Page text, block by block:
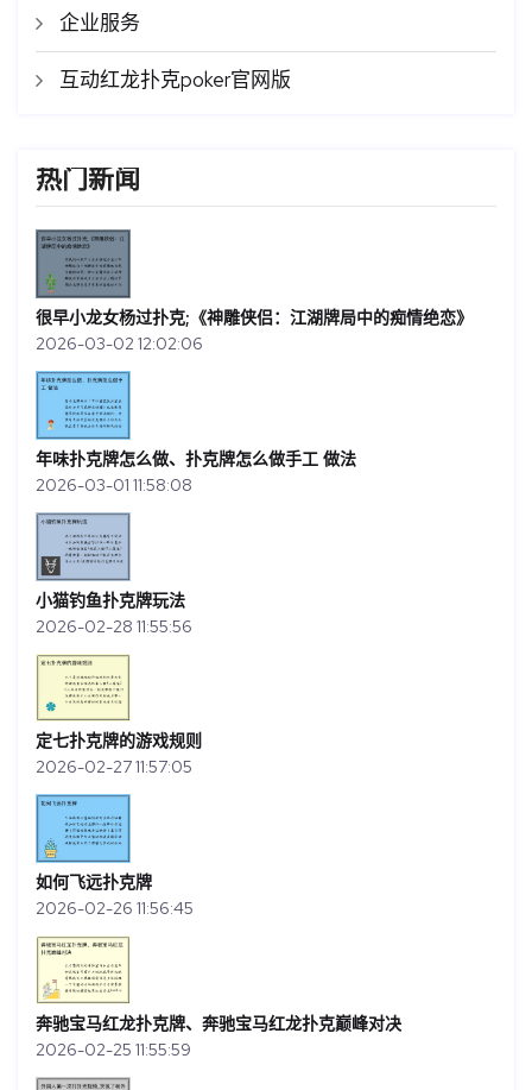
企业服务
互动红龙扑克poker官网版
热门新闻
很早小龙女杨过扑克;《神雕侠侣：江湖牌局中的痴情绝恋》
2026-03-02 12:02:06
年味扑克牌怎么做、扑克牌怎么做手工 做法
2026-03-01 11:58:08
小猫钓鱼扑克牌玩法
2026-02-28 11:55:56
定七扑克牌的游戏规则
2026-02-27 11:57:05
如何飞远扑克牌
2026-02-26 11:56:45
奔驰宝马红龙扑克牌、奔驰宝马红龙扑克巅峰对决
2026-02-25 11:55:59